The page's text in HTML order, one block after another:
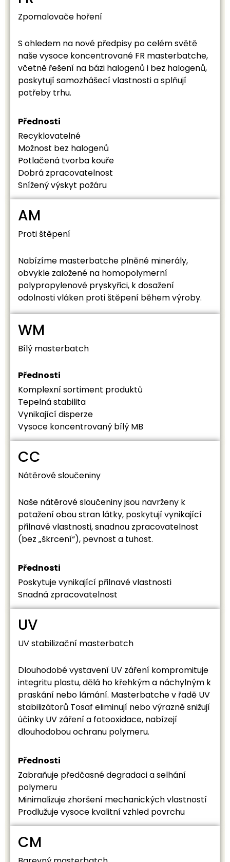
Zpomalovače hoření
S ohledem na nové předpisy po celém světě
naše vysoce koncentrované FR masterbatche,
včetně řešení na bázi halogenů i bez halogenů,
poskytují samozhášecí vlastnosti a splňují
potřeby trhu.
Přednosti
Recyklovatelné
Možnost bez halogenů
Potlačená tvorba kouře
Dobrá zpracovatelnost
Snížený výskyt požáru
AM
Proti štěpení
Nabízíme masterbatche plněné minerály,
obvykle založené na homopolymerní
polypropylenové pryskyřici, k dosažení
odolnosti vláken proti štěpení během výroby.
WM
Bílý masterbatch
Přednosti
Komplexní sortiment produktů
Tepelná stabilita
Vynikající disperze
Vysoce koncentrovaný bílý MB
CC
Nátěrové sloučeniny
Naše nátěrové sloučeniny jsou navrženy k
potažení obou stran látky, poskytují vynikající
přilnavé vlastnosti, snadnou zpracovatelnost
(bez „škrcení“), pevnost a tuhost.
Přednosti
Poskytuje vynikající přilnavé vlastnosti
Snadná zpracovatelnost
UV
UV stabilizační masterbatch
Dlouhodobé vystavení UV záření kompromituje
integritu plastu, dělá ho křehkým a náchylným k
praskání nebo lámání. Masterbatche v řadě UV
stabilizátorů Tosaf eliminují nebo výrazně snižují
účinky UV záření a fotooxidace, nabízejí
dlouhodobou ochranu polymeru.
Přednosti
Zabraňuje předčasné degradaci a selhání
polymeru
Minimalizuje zhoršení mechanických vlastností
Prodlužuje vysoce kvalitní vzhled povrchu
CM